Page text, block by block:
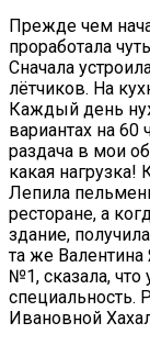
Прежде чем
проработала
Сначала
лётчиков. На
Каждый день
вариантах на
раздача в мои
какая
Лепила
ресторане, а
здание,
та же
№1, сказала, что
специальность.
Ивановной